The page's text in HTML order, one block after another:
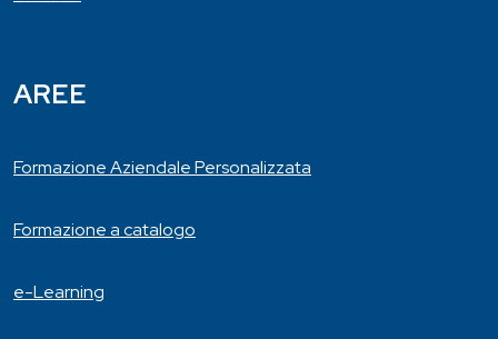
AREE
Formazione Aziendale Personalizzata
Formazione a catalogo
e-Learning